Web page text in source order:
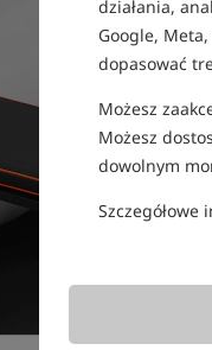
działania,
Google,
dopasować
Możesz
Możesz
dowolnym